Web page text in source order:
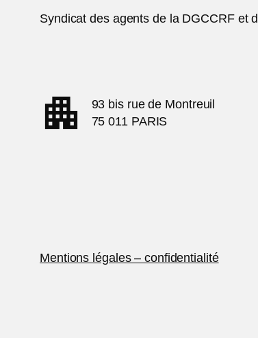
Syndicat des agents de la DGCCRF et
apartment
93 bis rue de Montreuil
75 011 PARIS
Mentions légales – confidentialité